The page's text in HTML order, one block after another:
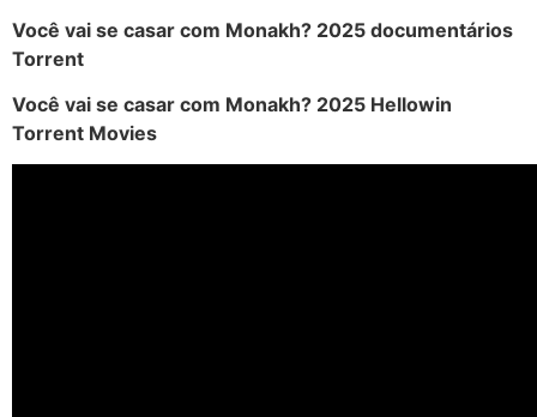
Você vai se casar com Monakh? 2025 documentários
Torrent
Você vai se casar com Monakh? 2025 Hellowin
Torrent Movies